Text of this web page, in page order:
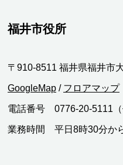
福井市役所
〒910-8511 福井県福井市
GoogleMap / フロアマップ
電話番号 0776-20-5111（
業務時間 平日8時30分か